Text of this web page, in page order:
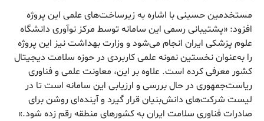
مستخدمین حسینی با اشاره به زیرساخت‌های علمی این پروژه
افزود: «پشتیبانی رسمی این سامانه توسط مرکز نوآوری دانشگاه
علوم پزشکی ایران انجام می‌شود و وزارت بهداشت نیز این پروژه
را به‌عنوان نخستین نمونه علمی کاربردی در حوزه سلامت دیجیتال
کشور معرفی کرده است. علاوه بر این، معاونت علمی و فناوری
ریاست‌جمهوری در حال بررسی و ارزیابی این سامانه است تا در
لیست شرکت‌های دانش‌بنیان قرار گیرد و آینده‌ای روشن برای
صادرات فناوری سلامت ایران به کشورهای منطقه رقم زده شود.»